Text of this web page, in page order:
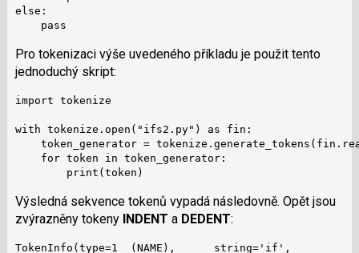
else:
    pass
Pro tokenizaci výše uvedeného příkladu je použit tento
jednoduchý skript:
import tokenize
with tokenize.open("ifs2.py") as fin:
token_generator =
    for token in token_generator:
        print(token)
Výsledná sekvence tokenů vypadá následovně. Opět jsou
zvýrazněny tokeny INDENT a DEDENT:
TokenInfo(type=1  (NAME),      string='if',